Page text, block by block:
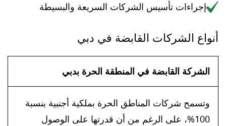
إجراءات تأسيس الشركات السريعة والبسيطة
أنواع الشركات القابضة في دبي
الشركة القابضة في المنطقة الحرة بدبي
وتسمح شركات المناطق الحرة بملكية أجنبية بنسبة
100%، على الرغم من أن قدرتها على الوصول